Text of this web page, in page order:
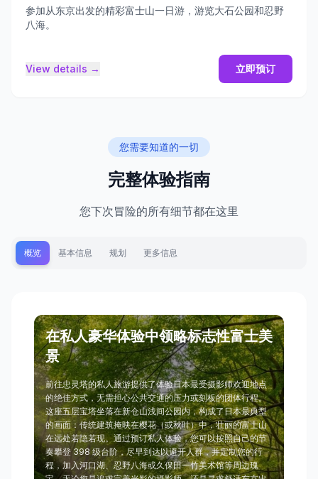
参加从东京出发的精彩富士山一日游，游览大石公园和忍野
八海。
View details → 立即预订
您需要知道的一切
完整体验指南
您下次冒险的所有细节都在这里
概览 基本信息 规划 更多信息
在私人豪华体验中领略标志性富士美
景
前往忠灵塔的私人旅游提供了体验日本最受摄影师欢迎地点
的绝佳方式，无需担心公共交通的压力或刻板的团体行程。
这座五层宝塔坐落在新仓山浅间公园内，构成了日本最典型
的画面：传统建筑掩映在樱花（或秋叶）中，壮丽的富士山
在远处若隐若现。通过预订私人体验，您可以按照自己的节
奏攀登 398 级台阶，尽早到达以避开人群，并定制您的行
程，加入河口湖、忍野八海或久保田一竹美术馆等周边瑰